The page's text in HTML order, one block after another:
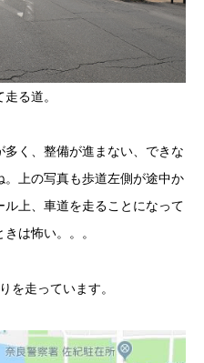
る道。
く、整備が進まない、できな
上の写真も歩道左側が途中か
上、車道を走ることになって
は怖い。。。
を走っています。